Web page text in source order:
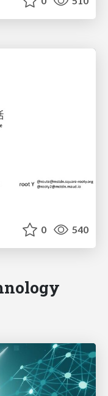
0 540